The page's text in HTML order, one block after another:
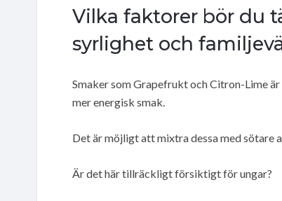
Vilka faktorer bör du
syrlighet och
Smaker som Grapefrukt och Citron-Lime
mer energisk smak.
Det är möjligt att mixtra dessa med sötare
Är det här tillräckligt försiktigt för ungar?